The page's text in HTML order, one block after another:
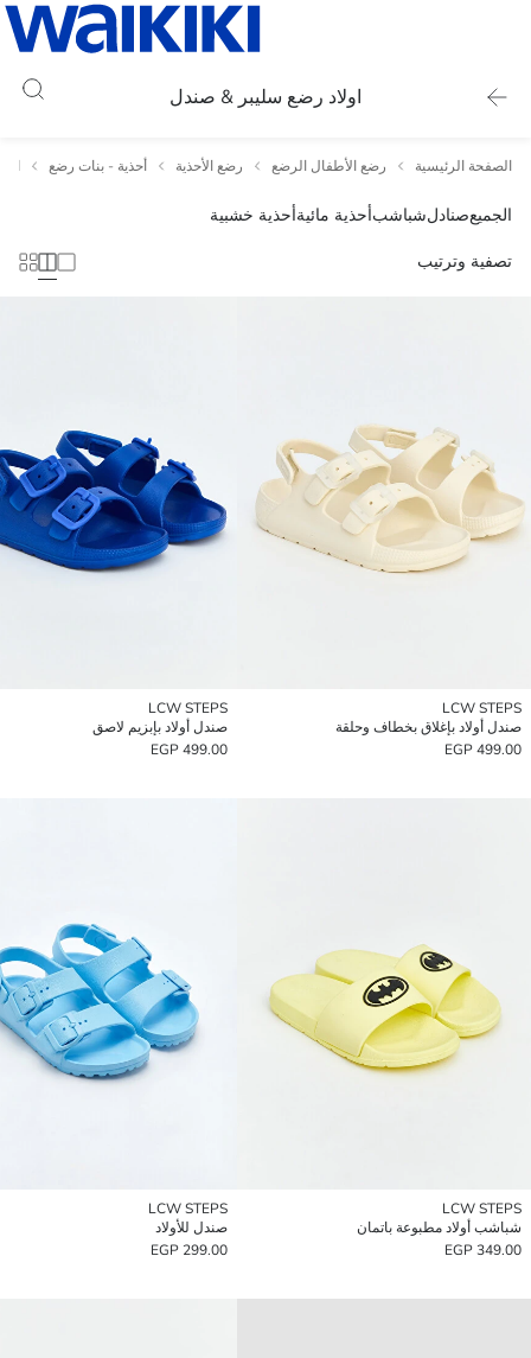
اولاد رضع سليبر & صندل
الصفحة الرئيسية رضع الأطفال الرضع رضع الأحذية أحذية - بنات رضع
الجميعصنادلشباشبأحذية مائيةأحذية خشبية
تصفية وترتيب
LCW STEPS
صندل أولاد بإغلاق بخطاف وحلقة
499.00 EGP
LCW STEPS
صندل أولاد بإبزيم لاصق
499.00 EGP
LCW STEPS
شباشب أولاد مطبوعة باتمان
349.00 EGP
LCW STEPS
صندل للأولاد
299.00 EGP